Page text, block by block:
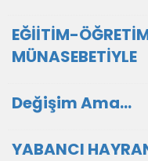
EĞİİTİM-
MÜNASEBETİYLE
Değişim Ama...
YABANCI